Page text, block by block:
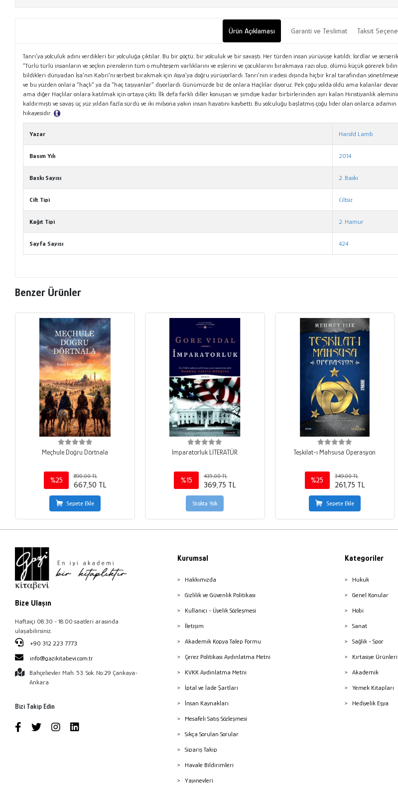
Ürün Açıklaması Garanti ve Teslimat Taksit
Tanrı’ya yolculuk adını verdikleri bir yolculuğa çıktılar. Bu bir göçtü; bir yolculuk ve bir savaştı. Her türden insan yürüyüşe katıldı; lordlar ve
“Türlü türlü insanların ve seçkin prenslerin tüm o muhteşem varlıklarını ve eşlerini ve çocuklarını bırakmaya razı olup, ölümü küçük görerek
bildikleri dünyadan İsa’nın Kabri’ni serbest bırakmak için Asya’ya doğru yürüyorlardı. Tanrı’nın iradesi dışında hiçbir kral tarafından
ve bu yüzden onlara “haçlı” ya da “haç taşıyanlar” diyorlardı. Günümüzde biz de onlara Haçlılar diyoruz. Pek çoğu yolda öldü ama kalanlar
ama diğer Haçlılar onlara katılmak için ortaya çıktı. İlk defa farklı diller konuşan ve şimdiye kadar birbirlerinden ayrı kalan Hıristiyanlık
kaldırmıştı ve savaş üç yüz yıldan fazla sürdü ve iki milyona yakın insan hayatını kaybetti. Bu yolculuğu başlatmış çoğu lider olan onlarca
hikayesidir.
Yazar Harold Lamb
Basım Yılı 2014
Baskı Sayısı 2. Baskı
Cilt Tipi Ciltsiz
Kağıt Tipi 2. Hamur
Sayfa Sayısı 424
Benzer Ürünler
Meçhule Doğru Dörtnala
%25
890,00 TL
667,50 TL
Sepete Ekle
İmparatorluk LİTERATÜR
%15
435,00 TL
369,75 TL
Stokta Yok
Teşkilat-ı Mahsusa Operasyon
%25
349,00 TL
261,75 TL
Sepete Ekle
Bize Ulaşın
Haftaiçi 08:30 - 18:00 saatleri arasında
ulaşabilirsiniz.
+90 312 223 7773
info@gazikitabevi.com.tr
Bahçelievler Mah. 53. Sok. No:29 Çankaya-
Ankara
Bizi Takip Edin
Kurumsal
Hakkımızda
Gizlilik ve Güvenlik Politikası
Kullanıcı - Üyelik Sözleşmesi
İletişim
Akademik Kopya Talep Formu
Çerez Politikası Aydınlatma Metni
KVKK Aydınlatma Metni
İptal ve İade Şartları
İnsan Kaynakları
Mesafeli Satış Sözleşmesi
Sıkça Sorulan Sorular
Sipariş Takip
Havale Bildirimleri
Yayınevleri
Kategoriler
Hukuk
Genel Konular
Hobi
Sanat
Sağlık - Spor
Kırtasiye Ürünleri
Akademik
Yemek Kitapları
Hediyelik Eşya